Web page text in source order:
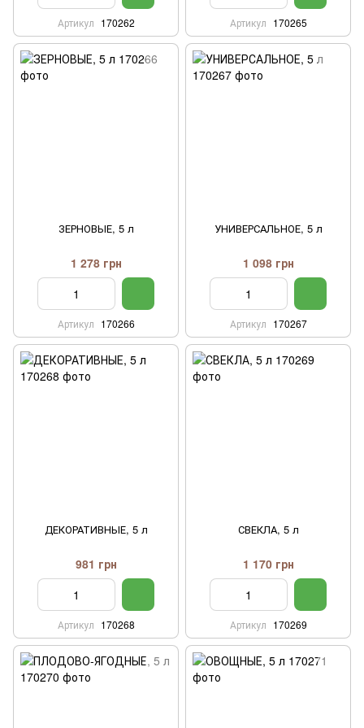
Артикул 170262 Артикул 170265
ЗЕРНОВЫЕ, 5 л
1 278 грн
Артикул 170266
УНИВЕРСАЛЬНОЕ, 5 л
1 098 грн
Артикул 170267
ДЕКОРАТИВНЫЕ, 5 л
981 грн
Артикул 170268
СВЕКЛА, 5 л
1 170 грн
Артикул 170269